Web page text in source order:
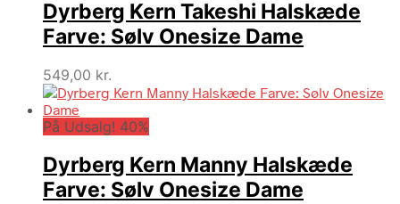
Dyrberg Kern Takeshi Halskæde
Farve: Sølv Onesize Dame
549,00 kr.
På Udsalg! 40%
Dyrberg Kern Manny Halskæde
Farve: Sølv Onesize Dame